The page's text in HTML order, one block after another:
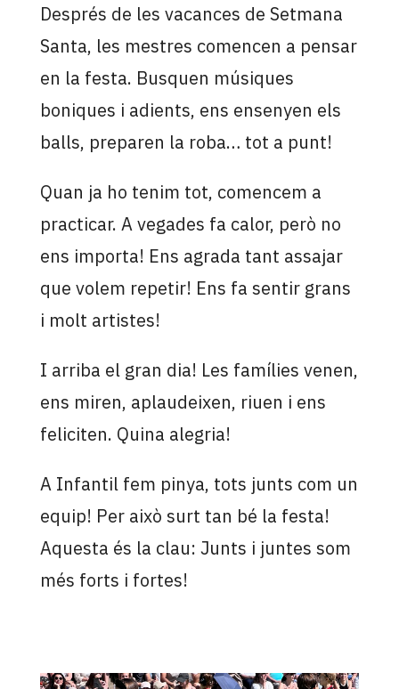
Després de les vacances de Setmana
Santa, les mestres comencen a pensar
en la festa. Busquen músiques
boniques i adients, ens ensenyen els
balls, preparen la roba… tot a punt!
Quan ja ho tenim tot, comencem a
practicar. A vegades fa calor, però no
ens importa! Ens agrada tant assajar
que volem repetir! Ens fa sentir grans
i molt artistes!
I arriba el gran dia! Les famílies venen,
ens miren, aplaudeixen, riuen i ens
feliciten. Quina alegria!
A Infantil fem pinya, tots junts com un
equip! Per això surt tan bé la festa!
Aquesta és la clau: Junts i juntes som
més forts i fortes!